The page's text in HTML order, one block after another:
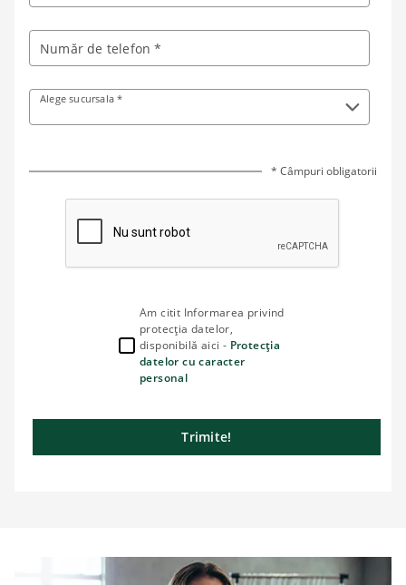
Număr de telefon *
Alege sucursala *
* Câmpuri obligatorii
Am citit Informarea privind
protecția datelor,
disponibilă aici - Protecția
datelor cu caracter
personal
Trimite!